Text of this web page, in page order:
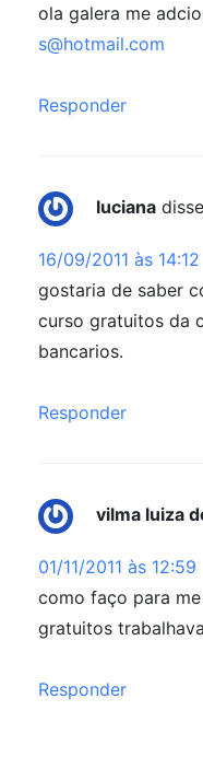
ola galera me
s@hotmail.com
Responder
luciana
16/09/2011 às 14:12
gostaria de saber
curso gratuitos da
bancarios.
Responder
vilma luiza
01/11/2011 às 12:59
como faço para
gratuitos
Responder